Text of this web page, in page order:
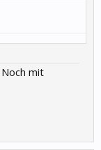
Noch mit